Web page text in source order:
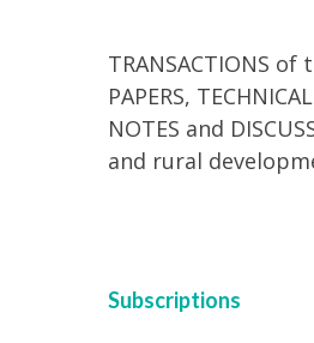
TRANSACTIONS of
PAPERS,
NOTES and
and rural
Subscriptions